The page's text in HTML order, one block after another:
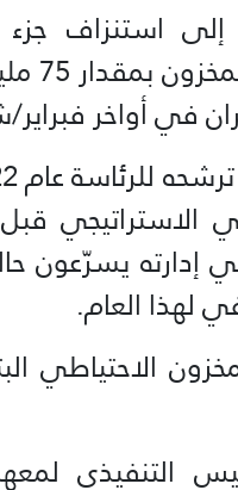
إلى استنزاف
في أواخر
الاستراتيجي
إدارته يسرّعون
لهذا العام.
الاحتياطي
التنفيذي